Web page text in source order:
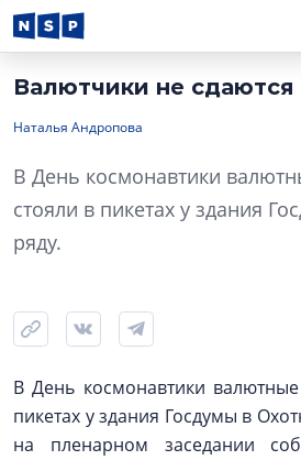
Валютчики не сдаются
Наталья Андропова
В День космонавтики
стояли в пикетах у здания
ряду.
В День космонавтики
пикетах у здания Госдумы в
на пленарном заседании